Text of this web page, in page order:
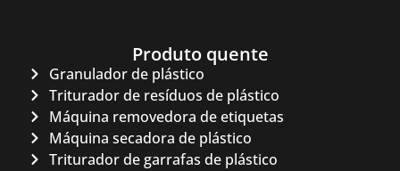
Produto quente
Granulador de plástico
Triturador de resíduos de plástico
Máquina removedora de etiquetas
Máquina secadora de plástico
Triturador de garrafas de plástico